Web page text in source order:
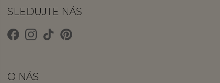
SLEDUJTE NÁS
O NÁS